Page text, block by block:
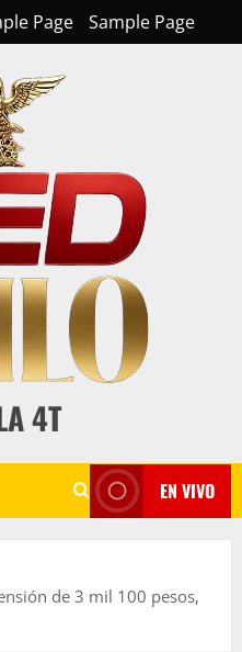
Page Sample Page
4T
EN VIVO
de 3 mil 100 pesos,